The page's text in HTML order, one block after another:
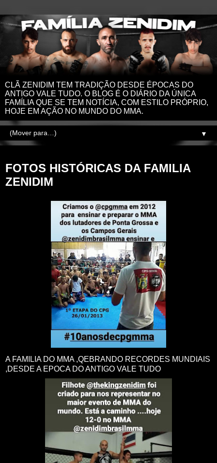
CLÃ ZENIDIM TEM TRADIÇÃO DESDE ÉPOCAS DO
ANTIGO VALE TUDO. O BLOG É O DIÁRIO DA ÚNICA
FAMÍLIA QUE SE TEM NOTÍCIA, COM ESTILO PRÓPRIO,
HOJE EM AÇÃO NO MUNDO DO MMA.
▼
FOTOS HISTÓRICAS DA FAMILIA
ZENIDIM
A FAMILIA DO MMA ,QEBRANDO RECORDES MUNDIAIS
,DESDE A EPOCA DO ANTIGO VALE TUDO